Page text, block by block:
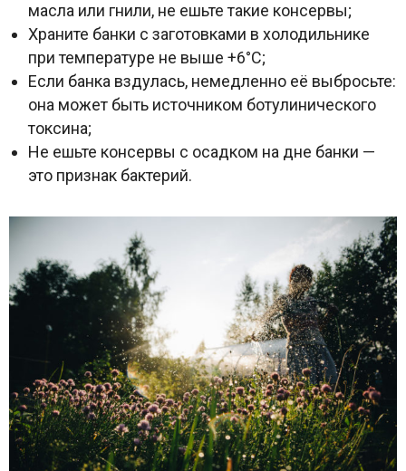
масла или гнили, не ешьте такие консервы;
Храните банки с заготовками в холодильнике
при температуре не выше +6°С;
Если банка вздулась, немедленно её выбросьте:
она может быть источником ботулинического
токсина;
Не ешьте консервы с осадком на дне банки —
это признак бактерий.